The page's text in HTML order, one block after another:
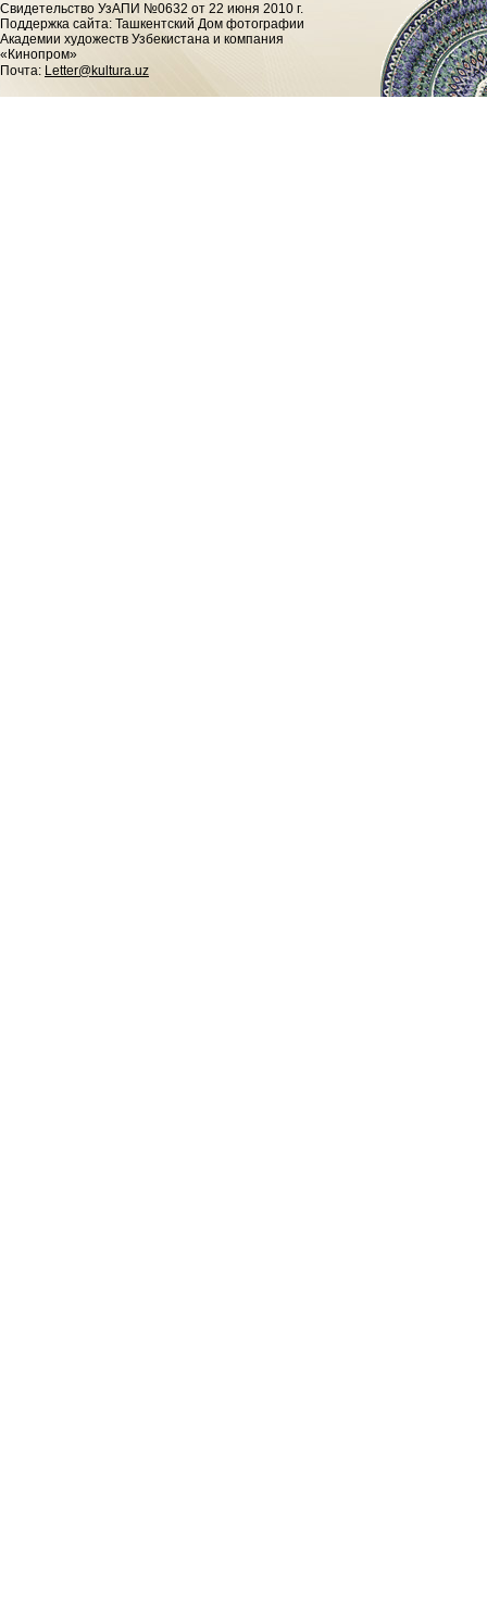
Cвидетельство УзАПИ №0632 от 22 июня 2010 г.
Поддержка сайта: Ташкентский Дом фотографии
Академии художеств Узбекистана и компания
«Кинопром»
Почта: Letter@kultura.uz